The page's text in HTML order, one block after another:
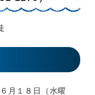
月１８日（水曜